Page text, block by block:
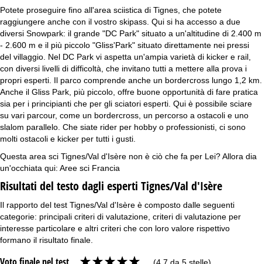
Potete proseguire fino all'area sciistica di Tignes, che potete
raggiungere anche con il vostro skipass. Qui si ha accesso a due
diversi Snowpark: il grande "DC Park" situato a un'altitudine di 2.400 m
- 2.600 m e il più piccolo "Gliss'Park" situato direttamente nei pressi
del villaggio. Nel DC Park vi aspetta un'ampia varietà di kicker e rail,
con diversi livelli di difficoltà, che invitano tutti a mettere alla prova i
propri esperti. Il parco comprende anche un bordercross lungo 1,2 km.
Anche il Gliss Park, più piccolo, offre buone opportunità di fare pratica
sia per i principianti che per gli sciatori esperti. Qui è possibile sciare
su vari parcour, come un bordercross, un percorso a ostacoli e uno
slalom parallelo. Che siate rider per hobby o professionisti, ci sono
molti ostacoli e kicker per tutti i gusti.
Questa area sci Tignes/Val d'Isère non è ciò che fa per Lei? Allora dia
un'occhiata qui: Aree sci Francia
Risultati del testo dagli esperti Tignes/Val d'Isère
Il rapporto del test Tignes/Val d'Isère è composto dalle seguenti
categorie: principali criteri di valutazione, criteri di valutazione per
interesse particolare e altri criteri che con loro valore rispettivo
formano il risultato finale.
Voto finale nel test (4,7 da 5 stelle)